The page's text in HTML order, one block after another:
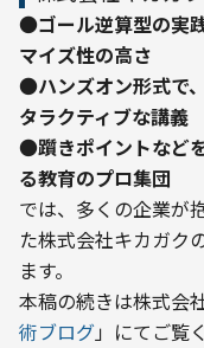
●ゴール逆算型の実
マイズ性の高さ
●ハンズオン形式で
タラクティブな講義
●躓きポイントなど
る教育のプロ集団
では、多くの企業が
た株式会社キカガク
ます。
本稿の続きは株式会
術ブログ」にてご覧